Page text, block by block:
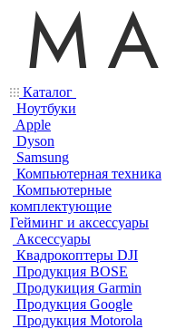
Каталог
Ноутбуки
Apple
Dyson
Samsung
Компьютерная техника
Компьютерные
комплектующие
Гейминг и аксессуары
Аксессуары
Квадрокоптеры DJI
Продукция BOSE
Продукиция Garmin
Продукция Google
Продукция Motorola